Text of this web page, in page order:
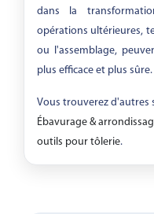
dans la
opérations ultérieures,
ou l'assemblage,
plus efficace et plus sûre.
Vous trouverez d'autres
Ébavurage &
outils pour tôlerie.